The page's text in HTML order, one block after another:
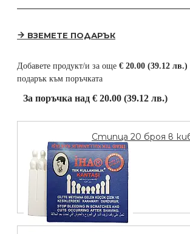
ВЗЕМЕТЕ ПОДАРЪК
Добавете продукт/и за още € 20.00 (39.12 лв.)
подарък към поръчката
За поръчка над € 20.00 (39.12 лв.)
Стипца 20 броя в